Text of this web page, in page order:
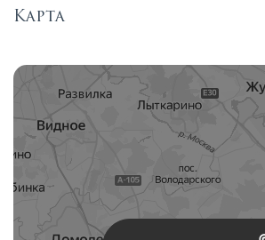
Карта